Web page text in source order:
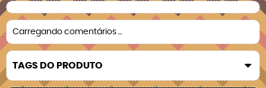
Carregando comentários ...
TAGS DO PRODUTO